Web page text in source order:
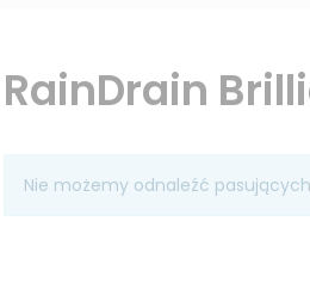
RainDrain
Nie możemy odnaleźć